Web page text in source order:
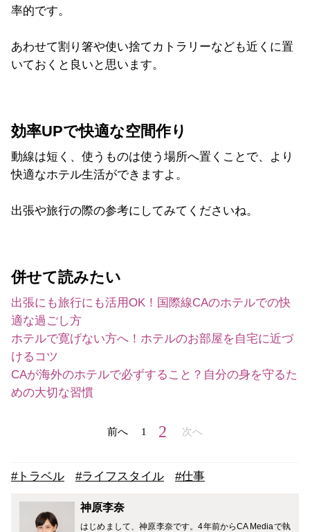
率的です。
あわせて割り箸や使い捨てカトラリーなども近くに置
いておくと良いと思います。
効率UPで快適な空間作り
動線は短く、使うものは使う場所へ置くことで、より
快適なホテル生活ができますよ。
出張や旅行の際の参考にしてみてくださいね。
併せて読みたい
出張にも旅行にも活用OK！国際線CAのホテルでの快
適な過ごし方
ホテルで寛げない方へ！ホテルのお部屋を自宅に近づ
けるコツ
CAが海外のホテルで必ずすること？自分の身を守るた
めの大切な習慣
前へ 1 2 次へ
#トラベル #ライフスタイル #仕事
神原李奈
はじめまして、神原李奈です。4年前からCA Mediaで執